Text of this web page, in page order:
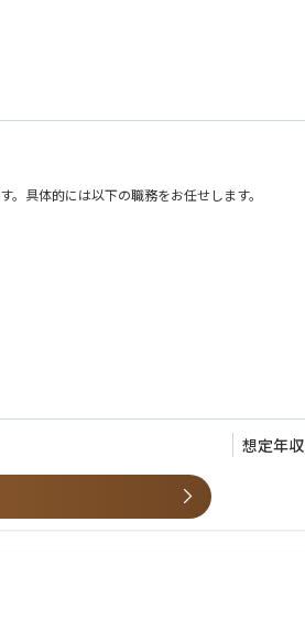
具体的には以下の職務をお任せします。
想定年収